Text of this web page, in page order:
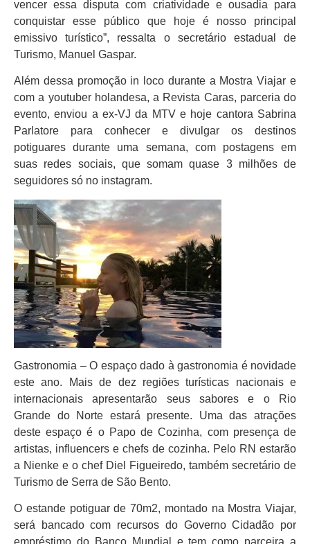
vencer essa disputa com criatividade e ousadia para
conquistar esse público que hoje é nosso principal
emissivo turístico”, ressalta o secretário estadual de
Turismo, Manuel Gaspar.
Além dessa promoção in loco durante a Mostra Viajar e
com a youtuber holandesa, a Revista Caras, parceria do
evento, enviou a ex-VJ da MTV e hoje cantora Sabrina
Parlatore para conhecer e divulgar os destinos
potiguares durante uma semana, com postagens em
suas redes sociais, que somam quase 3 milhões de
seguidores só no instagram.
Gastronomia – O espaço dado à gastronomia é novidade
este ano. Mais de dez regiões turísticas nacionais e
internacionais apresentarão seus sabores e o Rio
Grande do Norte estará presente. Uma das atrações
deste espaço é o Papo de Cozinha, com presença de
artistas, influencers e chefs de cozinha. Pelo RN estarão
a Nienke e o chef Diel Figueiredo, também secretário de
Turismo de Serra de São Bento.
O estande potiguar de 70m2, montado na Mostra Viajar,
será bancado com recursos do Governo Cidadão por